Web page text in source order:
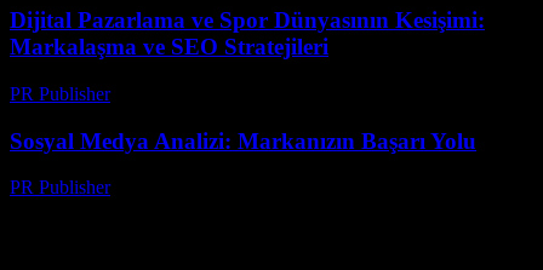
Dijital Pazarlama ve Spor Dünyasının Kesişimi:
Markalaşma ve SEO Stratejileri
PR Publisher-
Sosyal Medya Analizi: Markanızın Başarı Yolu
PR Publisher-